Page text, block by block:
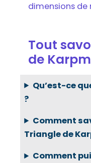
dimensions de
Tout
de
Qu’est-ce
?
Comment
Triangle de
Comment